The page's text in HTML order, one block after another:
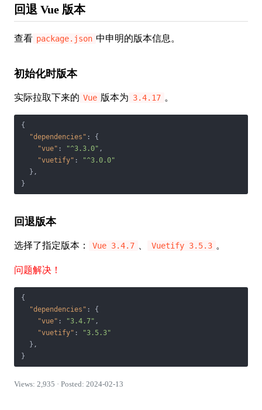
回退 Vue 版本
查看 package.json 中申明的版本信息。
初始化时版本
实际拉取下来的 Vue 版本为 3.4.17 。
{
"dependencies" : {
"vue" : "^3.3.0" ,
"vuetify" :
"^3.0.0"
  },
}
回退版本
选择了指定版本： Vue 3.4.7 Vuetify 3.5.3 。
问题解决！
{
"dependencies" : {
"vue" : "3.4.7" ,
"vuetify" :
"3.5.3"
  },
}
Views: 2,935 · Posted: 2024-02-13